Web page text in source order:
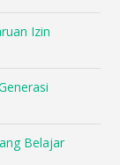
Izin
Belajar